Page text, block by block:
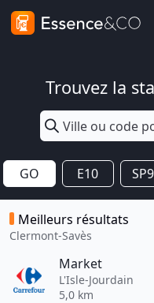
Trouvez la
GO E10
Meilleurs résultats
Clermont-Savès
Market
L'Isle-Jourdain
5,0 km